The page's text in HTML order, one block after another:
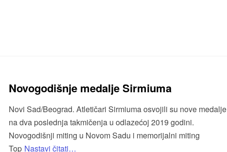
Novogodišnje medalje Sirmiuma
Novi Sad/Beograd. Atletičari Sirmiuma osvojili su nove medalje
na dva poslednja takmičenja u odlazećoj 2019 godini.
Novogodišnji miting u Novom Sadu i memorijalni miting
Top Nastavi čitati…